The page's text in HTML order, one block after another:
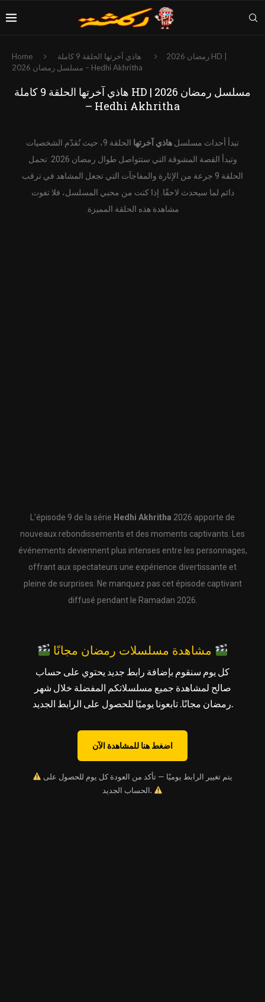
Home رمضان 2026
هاذي آخرتها الحلقة 9 كاملة HD |
مسلسل رمضان 2026 – Hedhi Akhritha
هاذي آخرتها الحلقة 9 كاملة HD | مسلسل رمضان 2026
– Hedhi Akhritha
تبدأ أحداث مسلسل هاذي آخرتها
الحلقة 9، حيث تُقدّم الشخصيات
وتبدأ القصة المشوقة التي ستتواصل طوال رمضان 2026. تحمل
الحلقة 9 جرعة من الإثارة والمفاجآت التي تجعل المشاهد في ترقب
دائم لما سيحدث لاحقًا. إذا كنت من محبي المسلسل، فلا تفوت
مشاهدة هذه الحلقة المميزة.
L’épisode 9 de la série Hedhi Akhritha 2026 apporte de
nouveaux rebondissements et des moments captivants. Les
événements deviennent plus intenses entre les personnages,
offrant aux spectateurs une expérience divertissante et
pleine de surprises. Ne manquez pas cet épisode captivant
diffusé pendant le Ramadan 2026.
كل يوم سنقوم بإضافة رابط جديد يحتوي على حساب
صالح لمشاهدة جميع مسلسلاتكم المفضلة خلال شهر
رمضان مجانًا. تابعونا يوميًا للحصول على الرابط الجديد.
اضغط هنا للمشاهدة الآن
الحساب الجديد.